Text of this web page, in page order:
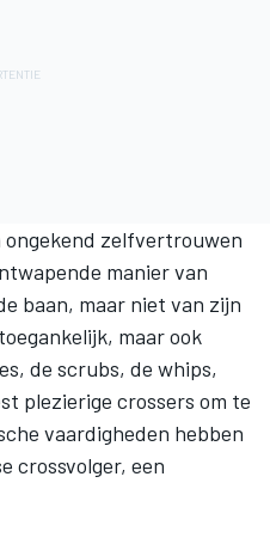
ongekend zelfvertrouwen
manier van
baan, maar niet van zijn
maar ook
de scrubs, de whips,
plezierige crossers om te
vaardigheden hebben
crossvolger, een